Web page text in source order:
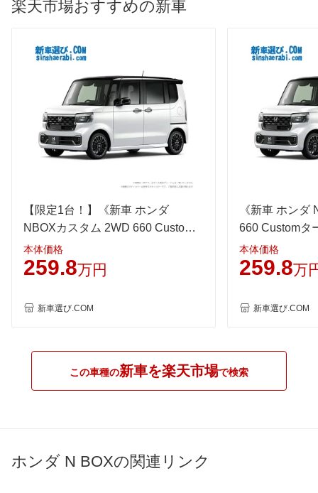
後輪サイズ 155/65R14 75S 155/
21.2km/L 19.8km/L 20.2km/
WLTC/市街地 18.7km/L 17.5km/L 17.4km/
WLTC/郊外 22.5km/L 21km/L 21.7km/
WLTC/高速道路 21.6km/L 20.7km/
24.2km/L
60km定地
装備オプション 装備詳細を見る
楽天市場おすすめの新車
【限定1台！】《新車 ホンダ
NBOXカスタム 2WD 660 Custom
ターボ コーディネートスタイル 》
本体価格
259.8万円
新車選び.COM
《新車 ホンダ
660 Customタ
スタイル》
本体価格
259.8万
新車選び.COM
この車種の新車を楽天市場で検索
ホンダ N BOXの関連リンク